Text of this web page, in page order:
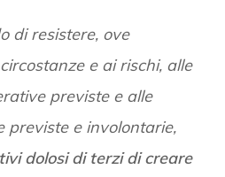
di resistere, ove
e ai rischi, alle
previste e alle
previste e involontarie,
dolosi di terzi di creare